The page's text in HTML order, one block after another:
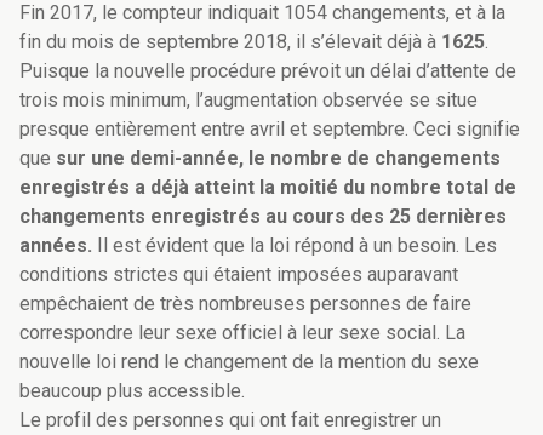
Fin 2017, le compteur indiquait 1054 changements, et à la
fin du mois de septembre 2018, il s’élevait déjà à 1625.
Puisque la nouvelle procédure prévoit un délai d’attente de
trois mois minimum, l’augmentation observée se situe
presque entièrement entre avril et septembre. Ceci signifie
que sur une demi-année, le nombre de changements
enregistrés a déjà atteint la moitié du nombre total de
changements enregistrés au cours des 25 dernières
années. Il est évident que la loi répond à un besoin. Les
conditions strictes qui étaient imposées auparavant
empêchaient de très nombreuses personnes de faire
correspondre leur sexe officiel à leur sexe social. La
nouvelle loi rend le changement de la mention du sexe
beaucoup plus accessible.
Le profil des personnes qui ont fait enregistrer un